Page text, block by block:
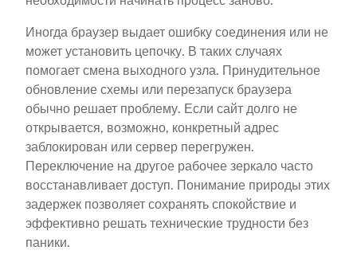
Иногда браузер выдает ошибку соединения или не
может установить цепочку. В таких случаях
помогает смена выходного узла. Принудительное
обновление схемы или перезапуск браузера
обычно решает проблему. Если сайт долго не
открывается, возможно, конкретный адрес
заблокирован или сервер перегружен.
Переключение на другое рабочее зеркало часто
восстанавливает доступ. Понимание природы этих
задержек позволяет сохранять спокойствие и
эффективно решать технические трудности без
паники.